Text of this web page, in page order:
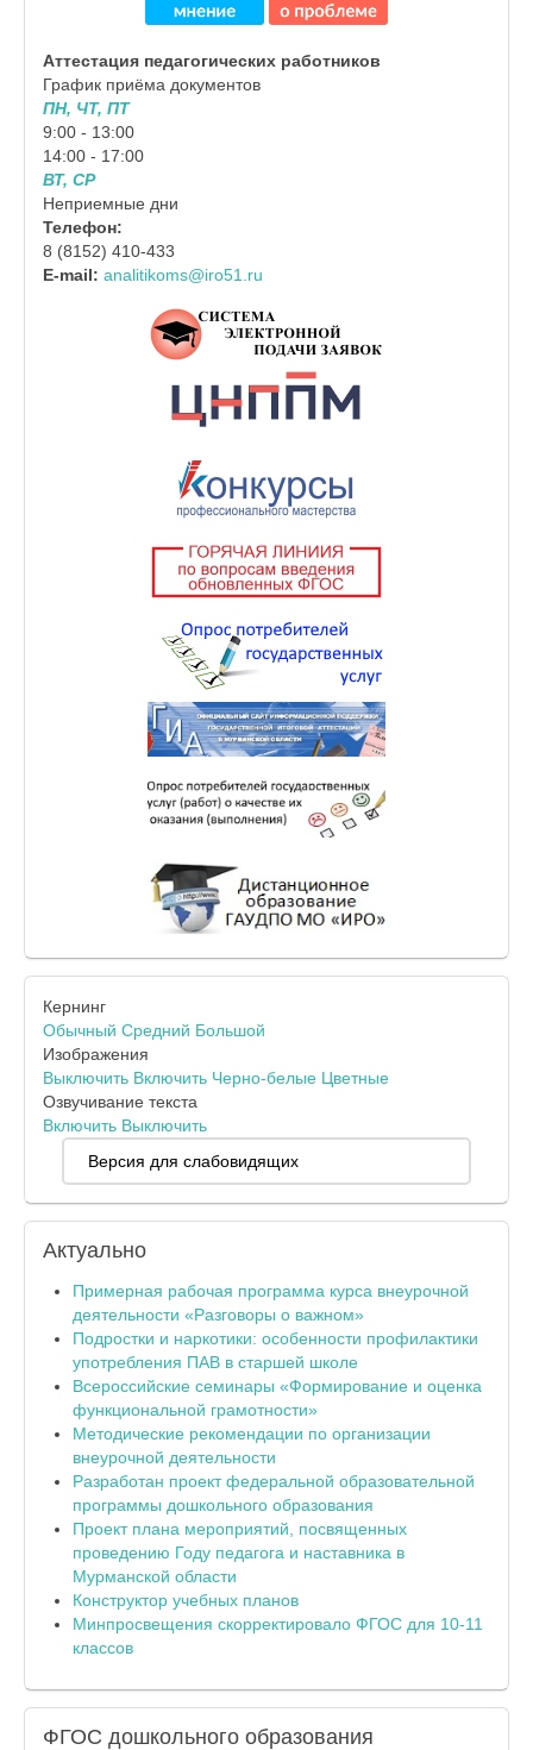
Аттестация педагогических работников
График приёма документов
ПН, ЧТ, ПТ
9:00 - 13:00
14:00 - 17:00
ВТ, СР
Неприемные дни
Телефон:
8 (8152) 410-433
E-mail: analitikoms@iro51.ru
Кернинг
Обычный Средний Большой
Изображения
Выключить Включить Черно-белые Цветные
Озвучивание текста
Включить Выключить
Версия для слабовидящих
Актуально
Примерная рабочая программа курса внеурочной
деятельности «Разговоры о важном»
Подростки и наркотики: особенности профилактики
употребления ПАВ в старшей школе
Всероссийские семинары «Формирование и оценка
функциональной грамотности»
Методические рекомендации по организации
внеурочной деятельности
Разработан проект федеральной образовательной
программы дошкольного образования
Проект плана мероприятий, посвященных
проведению Году педагога и наставника в
Мурманской области
Конструктор учебных планов
Минпросвещения скорректировало ФГОС для 10-11
классов
ФГОС дошкольного образования